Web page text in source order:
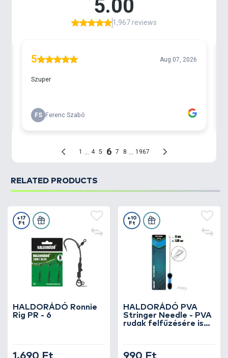
pelletek fűzéséhez is ideális választás.
RELATED PRODUCTS
HALDORÁDÓ Ronnie
Rig PR - 6
+17
Ft
1.690 Ft
HALDORÁDÓ PVA
Stringer Needle - PVA
rudak felfűzésére is
+10
Ft
990 Ft